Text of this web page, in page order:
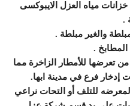
مياه العزل الايبوكسى
.
والغير مبلطة .
.
تعرضها للأمطار الزاخرة مما
إدخار فرع في مدينة ابها.
للتلف أو التحات نراعي